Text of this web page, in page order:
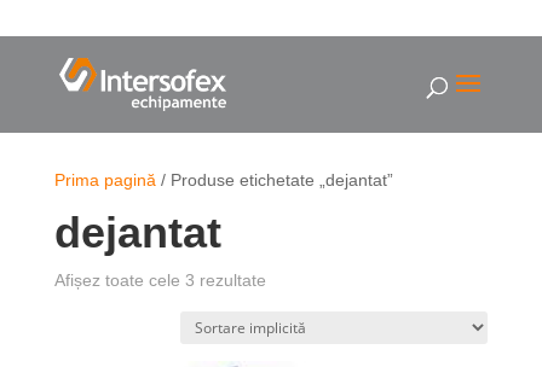
Prima pagină / Produse etichetate „dejantat”
dejantat
Afișez toate cele 3 rezultate